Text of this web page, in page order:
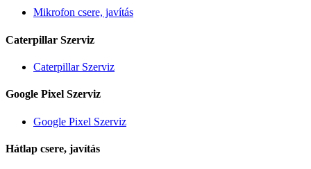
Mikrofon csere, javítás
Caterpillar Szerviz
Caterpillar Szerviz
Google Pixel Szerviz
Google Pixel Szerviz
Hátlap csere, javítás